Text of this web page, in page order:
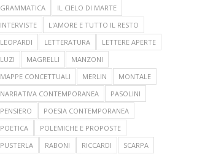
GRAMMATICA
IL CIELO DI MARTE
INTERVISTE
L'AMORE E TUTTO IL RESTO
LEOPARDI
LETTERATURA
LETTERE APERTE
LUZI
MAGRELLI
MANZONI
MAPPE CONCETTUALI
MERLIN
MONTALE
NARRATIVA CONTEMPORANEA
PASOLINI
PENSIERO
POESIA CONTEMPORANEA
POETICA
POLEMICHE E PROPOSTE
PUSTERLA
RABONI RICCARDI
SCARPA